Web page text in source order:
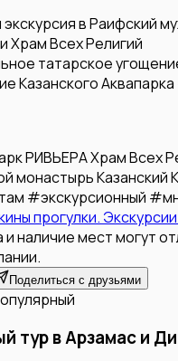
в Раифский
Храм Всех Религий
татарское
Казанского
РИВЬЕРАХрам Всех
монастырьКазанский
#экскурсионный #
прогулки.
наличие мест могут
Поделиться с друзьями
тур в Арзамас и